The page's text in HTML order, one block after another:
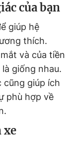
của bạn
giúp hệ
thích.
và của tiền
giống nhau.
cũng giúp ích
phù hợp về
xe